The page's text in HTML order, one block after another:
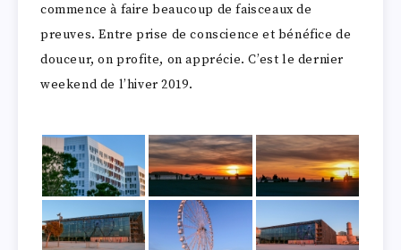
commence à faire beaucoup de faisceaux de
preuves. Entre prise de conscience et bénéfice de
douceur, on profite, on apprécie. C’est le dernier
weekend de l’hiver 2019.